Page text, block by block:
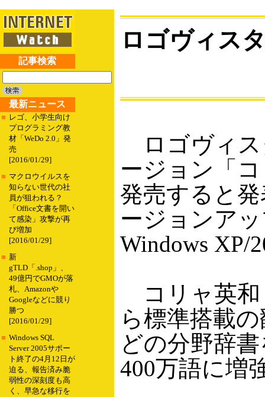
記事検索
最新ニュース
■ レゴ、小学生向け
プログラミング教
材「WeDo 2.0」発
売
[2016/01/29]
■ マクロウイルスを
知らない世代の社
員が狙われる？
「Office文書を開い
て感染」攻撃が再
び増加
[2016/01/29]
■ 新
gTLD「.shop」、
49億円でGMOが落
札、Amazonや
Googleなどに競り
勝つ
[2016/01/29]
■ Windows SQL
Server 2005サポー
ト終了の4月12日が
迫る、報告済み脆
弱性の深刻度も高
く、早急な移行を
ロゴヴィス
ロゴヴィス
ージョン「
発売すると
ージョンア
Windows XP/
コリャ英和
ら標準搭載
どの分野辞
400万語に増